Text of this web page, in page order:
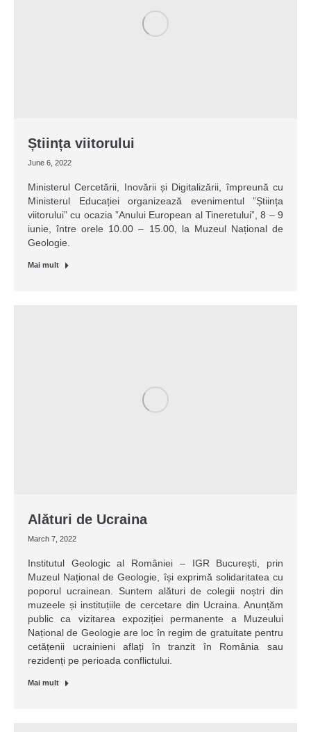
Știința viitorului
June 6, 2022
Ministerul Cercetării, Inovării și Digitalizării, împreună cu
Ministerul Educației organizează evenimentul ”Știința
viitorului” cu ocazia ”Anului European al Tineretului”, 8 – 9
iunie, între orele 10.00 – 15.00, la Muzeul Național de
Geologie.
Mai mult
Alături de Ucraina
March 7, 2022
Institutul Geologic al României – IGR București, prin
Muzeul Național de Geologie, își exprimă solidaritatea cu
poporul ucrainean. Suntem alături de colegii noștri din
muzeele și instituțiile de cercetare din Ucraina. Anunțăm
public ca vizitarea expoziției permanente a Muzeului
Național de Geologie are loc în regim de gratuitate pentru
cetățenii ucrainieni aflați în tranzit în România sau
rezidenți pe perioada conflictului.
Mai mult